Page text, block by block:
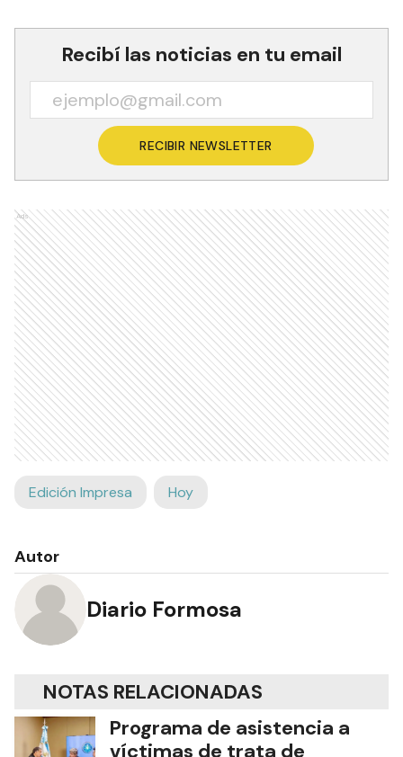
Recibí las noticias en tu email
RECIBIR NEWSLETTER
Ads
Edición Impresa Hoy
Autor
Diario Formosa
NOTAS RELACIONADAS
Programa de asistencia a
víctimas de trata de